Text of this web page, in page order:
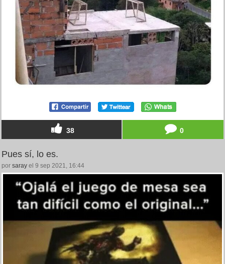
38 0
Pues sí, lo es.
por saray el 9 sep 2021, 16:44